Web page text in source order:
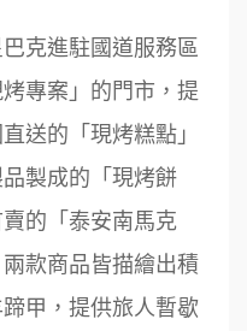
克進駐國道服務區
專案」的門市，提
送的「現烤糕點」
製成的「現烤餅
的「泰安南馬克
款商品皆描繪出積
甲，提供旅人暫歇